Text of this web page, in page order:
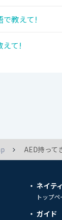
で教えて!
えて!
AED持って
ネイテ
トップペ
ガイド